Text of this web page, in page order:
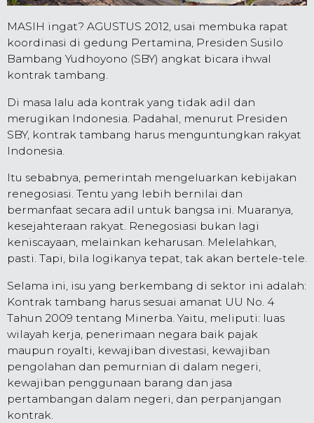
MASIH ingat? AGUSTUS 2012, usai membuka rapat
koordinasi di gedung Pertamina, Presiden Susilo
Bambang Yudhoyono (SBY) angkat bicara ihwal
kontrak tambang.
Di masa lalu ada kontrak yang tidak adil dan
merugikan Indonesia. Padahal, menurut Presiden
SBY, kontrak tambang harus menguntungkan rakyat
Indonesia.
Itu sebabnya, pemerintah mengeluarkan kebijakan
renegosiasi. Tentu yang lebih bernilai dan
bermanfaat secara adil untuk bangsa ini. Muaranya,
kesejahteraan rakyat. Renegosiasi bukan lagi
keniscayaan, melainkan keharusan. Melelahkan,
pasti. Tapi, bila logikanya tepat, tak akan bertele-tele.
Selama ini, isu yang berkembang di sektor ini adalah:
Kontrak tambang harus sesuai amanat UU No. 4
Tahun 2009 tentang Minerba. Yaitu, meliputi: luas
wilayah kerja, penerimaan negara baik pajak
maupun royalti, kewajiban divestasi, kewajiban
pengolahan dan pemurnian di dalam negeri,
kewajiban penggunaan barang dan jasa
pertambangan dalam negeri, dan perpanjangan
kontrak.